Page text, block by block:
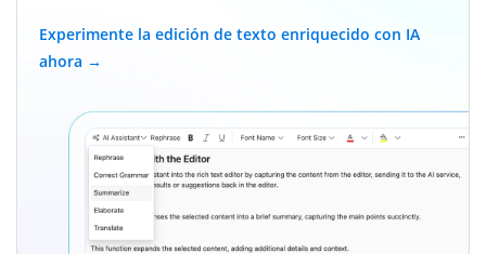
Experimente la edición de texto enriquecido con IA
ahora